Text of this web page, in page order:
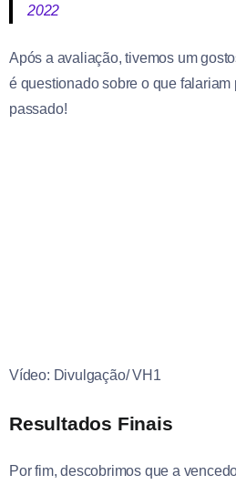
2022
Após a avaliação, tivemos um
é questionado sobre o que falariam
passado!
Vídeo: Divulgação/ VH1
Resultados Finais
Por fim, descobrimos que a